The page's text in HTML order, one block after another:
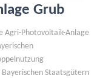
Grub
Agri-Photovoltaik-Anlage
Staatsgütern